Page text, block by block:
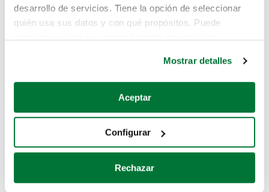
desarrollo de servicios. Tiene la opción de seleccionar
quién usa sus datos y con qué propósitos. Puede
Si lo permite, también quisiéramos:
Recopilar información sobre su ubicación geográfica
Identificar su dispositivo analizándolo activamente
para buscar características específicas (huellas
Obtenga más información sobre cómo se procesan sus
Mostrar detalles
Aceptar
Configurar
Rechazar
Pero puedes encontrar el coche que estás
buscando en alguno de estos enlaces:
Coches de segunda mano
Coches de km0